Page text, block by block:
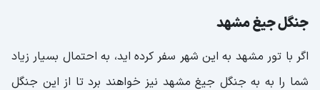
جنگل جیغ مشهد
اگر با تور مشهد به این شهر سفر کرده اید، به احتمال بسیار زیاد
شما را به به جنگل جیغ مشهد نیز خواهند برد تا از این جنگل